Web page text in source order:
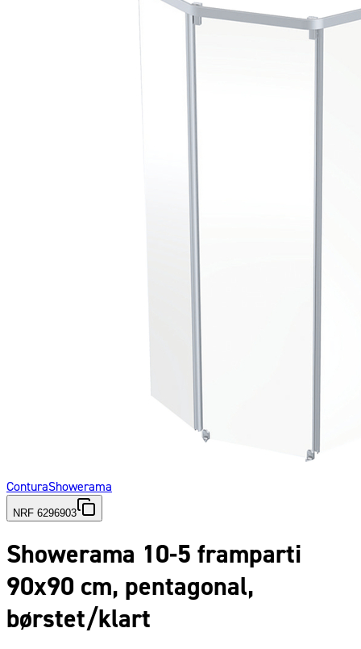
ConturaShowerama
NRF 6296903
Showerama 10-5 framparti
90x90 cm, pentagonal,
børstet/klart